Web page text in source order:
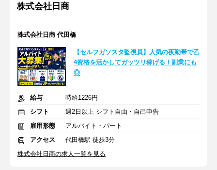
株式会社日商
株式会社日商 代田橋
【セルフガソスタ監視員】人気の夜勤帯で乙
4資格を活かしてガッツリ稼げる！副業にも
◎
給与
時給1226円
シフト
週2日以上 シフト自由・自己申告
雇用形態
アルバイト・パート
アクセス
代田橋駅 徒歩3分
株式会社日商の求人一覧を見る